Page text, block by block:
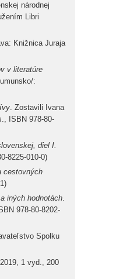
národnej
Libri
Knižnica Juraja
v literatúre
:
. Zostavili Ivana
ISBN 978-80-
diel I.
8225-010-0)
cestovných
iných hodnotách.
978-80-8202-
Spolku
1 vyd., 200